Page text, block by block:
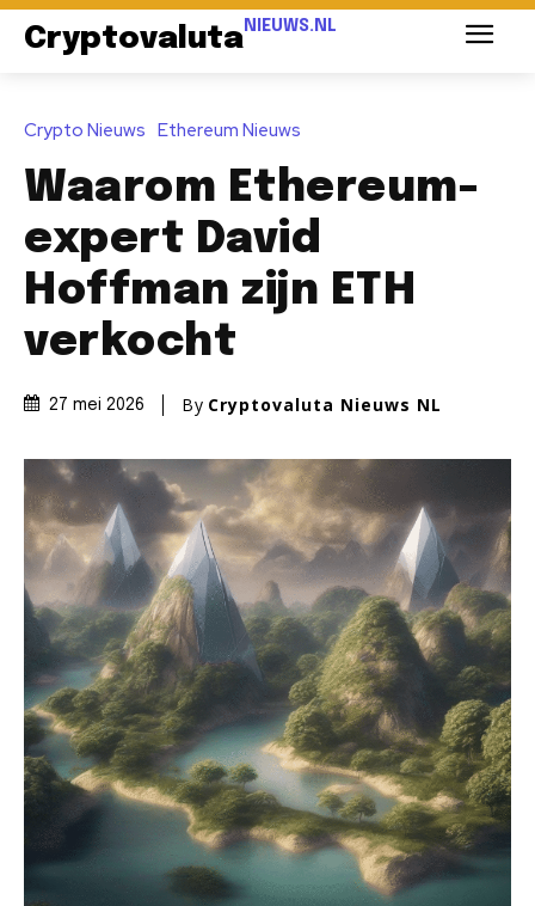
Cryptovaluta NIEUWS.NL
Crypto Nieuws Ethereum Nieuws
Waarom Ethereum-
expert David
Hoffman zijn ETH
verkocht
27 mei 2026 By Cryptovaluta Nieuws NL